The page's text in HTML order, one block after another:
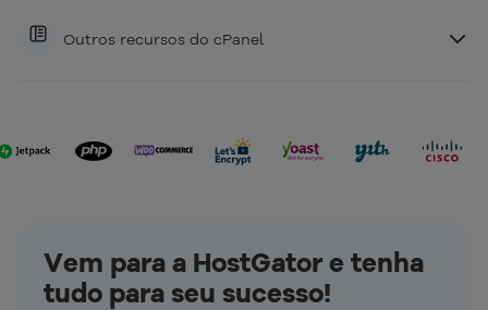
Outros recursos do cPanel
Vem para a HostGator e tenha
tudo para seu sucesso!